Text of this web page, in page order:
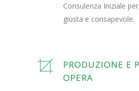
Consulenza Iniziale
giusta e consapevole.
PRODUZIONE E
OPERA